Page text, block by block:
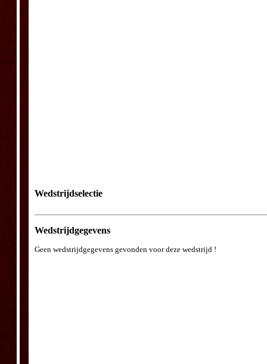
Wedstrijdselectie
Wedstrijdgegevens
Geen wedstrijdgegevens gevonden voor deze wedstrijd !